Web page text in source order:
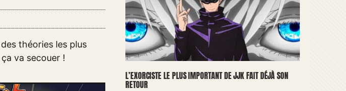
théories les plus
va secouer !
L’EXORCISTE LE PLUS IMPORTANT DE JJK FAIT DÉJÀ SON
RETOUR